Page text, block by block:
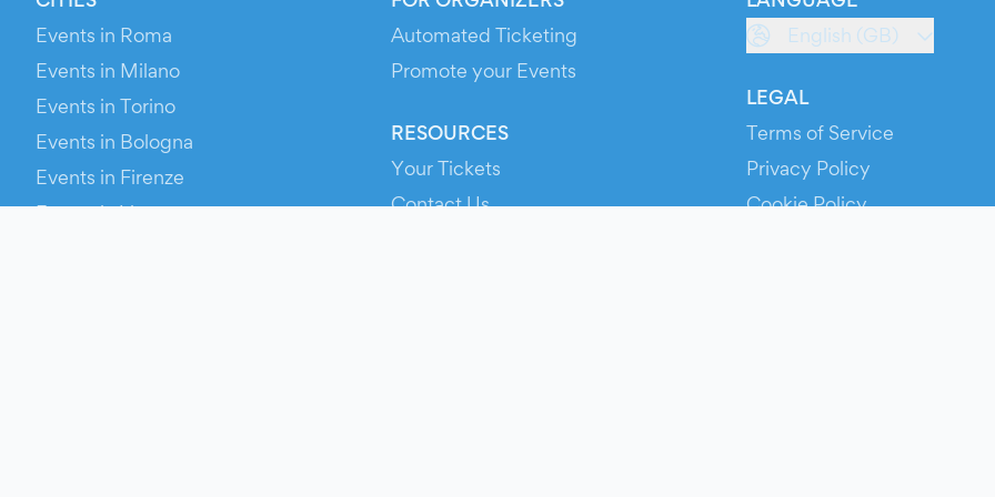
Events in Roma
Events in Milano
Events in Torino
Events in Bologna
Events in Firenze
Events in Verona
Automated Ticketing
Promote your Events
RESOURCES
Your Tickets
Contact Us
English (GB)
LEGAL
Terms of Service
Privacy Policy
Cookie Policy